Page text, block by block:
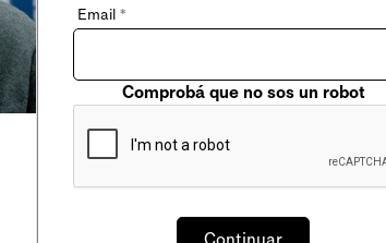
Email *
Comprobá que no sos un robot